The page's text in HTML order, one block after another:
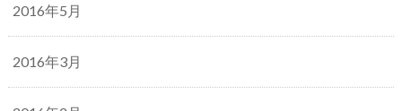
2016年5月
2016年3月